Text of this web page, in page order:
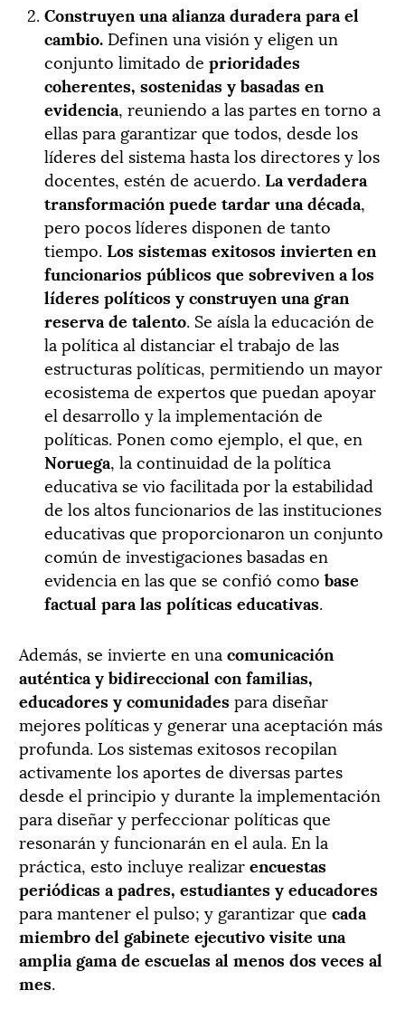
Construyen una alianza duradera para el
cambio. Definen una visión y eligen un
conjunto limitado deprioridades
coherentes, sostenidas y basadas en
evidencia, reuniendo a las partes en torno a
ellas para garantizar que todos, desde los
líderes del sistema hasta los directores y los
docentes, estén de acuerdo.La verdadera
transformación puede tardar una década,
pero pocos líderes disponen de tanto
tiempo.Los sistemas exitosos invierten en
funcionarios públicos que sobreviven a los
líderes políticos y construyen una gran
reserva de talento. Se aísla la educación de
la política al distanciar el trabajo de las
estructuras políticas, permitiendo un mayor
ecosistema de expertos que puedan apoyar
el desarrollo y la implementación de
políticas. Ponen como ejemplo, el que, en
Noruega, la continuidad de la política
educativa se vio facilitada por la estabilidad
de los altos funcionarios de las instituciones
educativas que proporcionaron un conjunto
común de investigaciones basadas en
evidencia en las que se confió comobase
factual para las políticas educativas.
Además, se invierte en una comunicación
auténtica y bidireccional con familias,
educadores y comunidadespara diseñar
mejores políticas y generar una aceptación más
profunda. Los sistemas exitosos recopilan
activamente los aportes de diversas partes
desde el principio y durante la implementación
para diseñar y perfeccionar políticas que
resonarán y funcionarán en el aula. En la
práctica, esto incluye realizarencuestas
periódicas a padres, estudiantes y educadores
para mantener el pulso; y garantizar que cada
miembro del gabinete ejecutivo visite una
amplia gama de escuelas al menos dos veces al
mes.